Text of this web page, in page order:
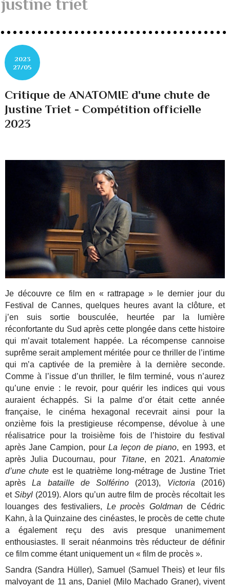
justine triet
2023
27/05
Critique de ANATOMIE d'une chute de
Justine Triet - Compétition officielle
2023
Je découvre ce film en « rattrapage » le dernier jour du
Festival de Cannes, quelques heures avant la clôture, et
j’en suis sortie bousculée, heurtée par la lumière
réconfortante du Sud après cette plongée dans cette histoire
qui m’avait totalement happée. La récompense cannoise
suprême serait amplement méritée pour ce thriller de l’intime
qui m’a captivée de la première à la dernière seconde.
Comme à l’issue d’un thriller, le film terminé, vous n’aurez
qu’une envie : le revoir, pour quérir les indices qui vous
auraient échappés. Si la palme d’or était cette année
française, le cinéma hexagonal recevrait ainsi pour la
onzième fois la prestigieuse récompense, dévolue à une
réalisatrice pour la troisième fois de l’histoire du festival
après Jane Campion, pour La leçon de piano, en 1993, et
après Julia Ducournau, pour Titane, en 2021. Anatomie
d’une chute est le quatrième long-métrage de Justine Triet
aprèsLa bataille de Solférino (2013), Victoria (2016)
et Sibyl (2019). Alors qu’un autre film de procès récoltait les
louanges des festivaliers, Le procès Goldmande Cédric
Kahn, à la Quinzaine des cinéastes, le procès de cette chute
a également reçu des avis presque unanimement
enthousiastes. Il serait néanmoins très réducteur de définir
ce film comme étant uniquement un « film de procès ».
Sandra (Sandra Hüller), Samuel (Samuel Theis) et leur fils
malvoyant de 11 ans, Daniel (Milo Machado Graner), vivent